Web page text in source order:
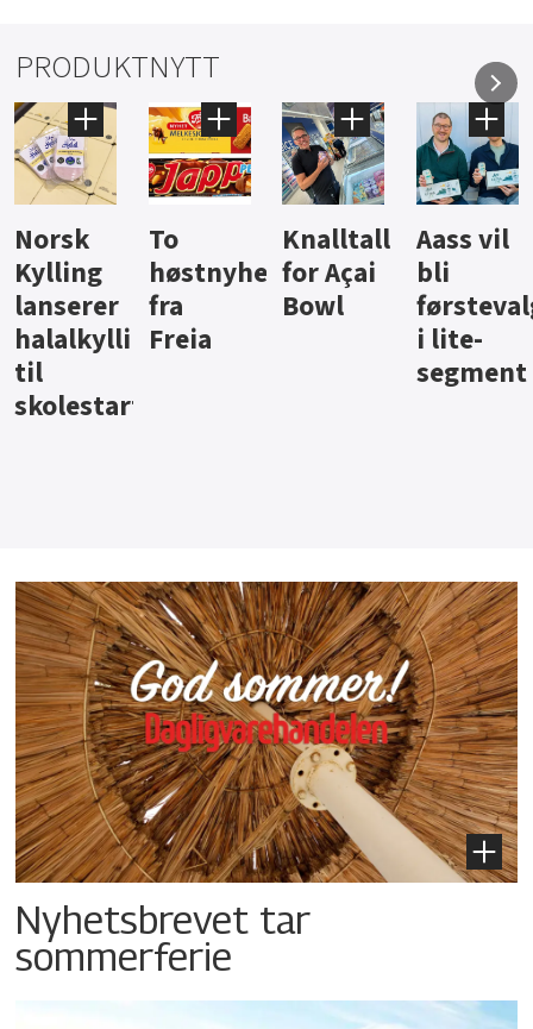
PRODUKTNYTT
Knalltall
for Açai
Bowl
Aass vil
bli
førstevalg
i lite-
Brus og
jus fra
Berentsen
Hard
iste fra
Hansa
Nyhetsbrevet tar
sommerferie